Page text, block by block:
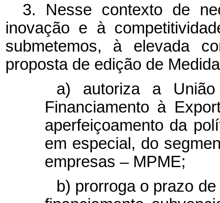
3. Nesse contexto de
inovação e à
submetemos, à elevada
proposta de edição de
a) autoriza a
Financiamento à
aperfeiçoamento da
em especial, do
empresas – MPME;
b) prorroga o prazo